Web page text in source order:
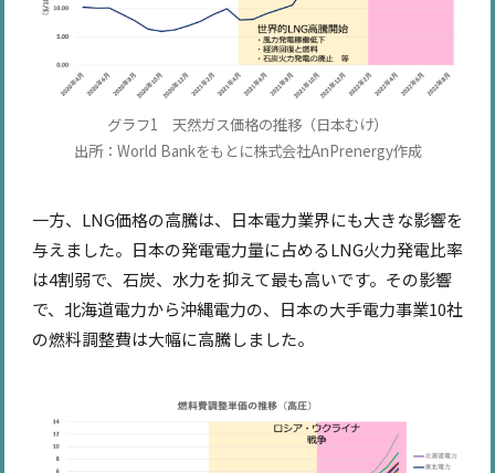
グラフ1 天然ガス価格の推移（日本むけ）
出所：World Bankをもとに株式会社AnPrenergy作成
一方、LNG価格の高騰は、日本電力業界にも大きな影響を
与えました。日本の発電電力量に占めるLNG火力発電比率
は4割弱で、石炭、水力を抑えて最も高いです。その影響
で、北海道電力から沖縄電力の、日本の大手電力事業10社
の燃料調整費は大幅に高騰しました。